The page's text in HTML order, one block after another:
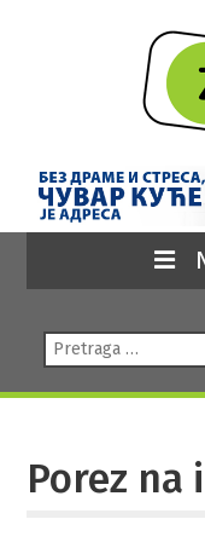
Pretraga:
Porez na